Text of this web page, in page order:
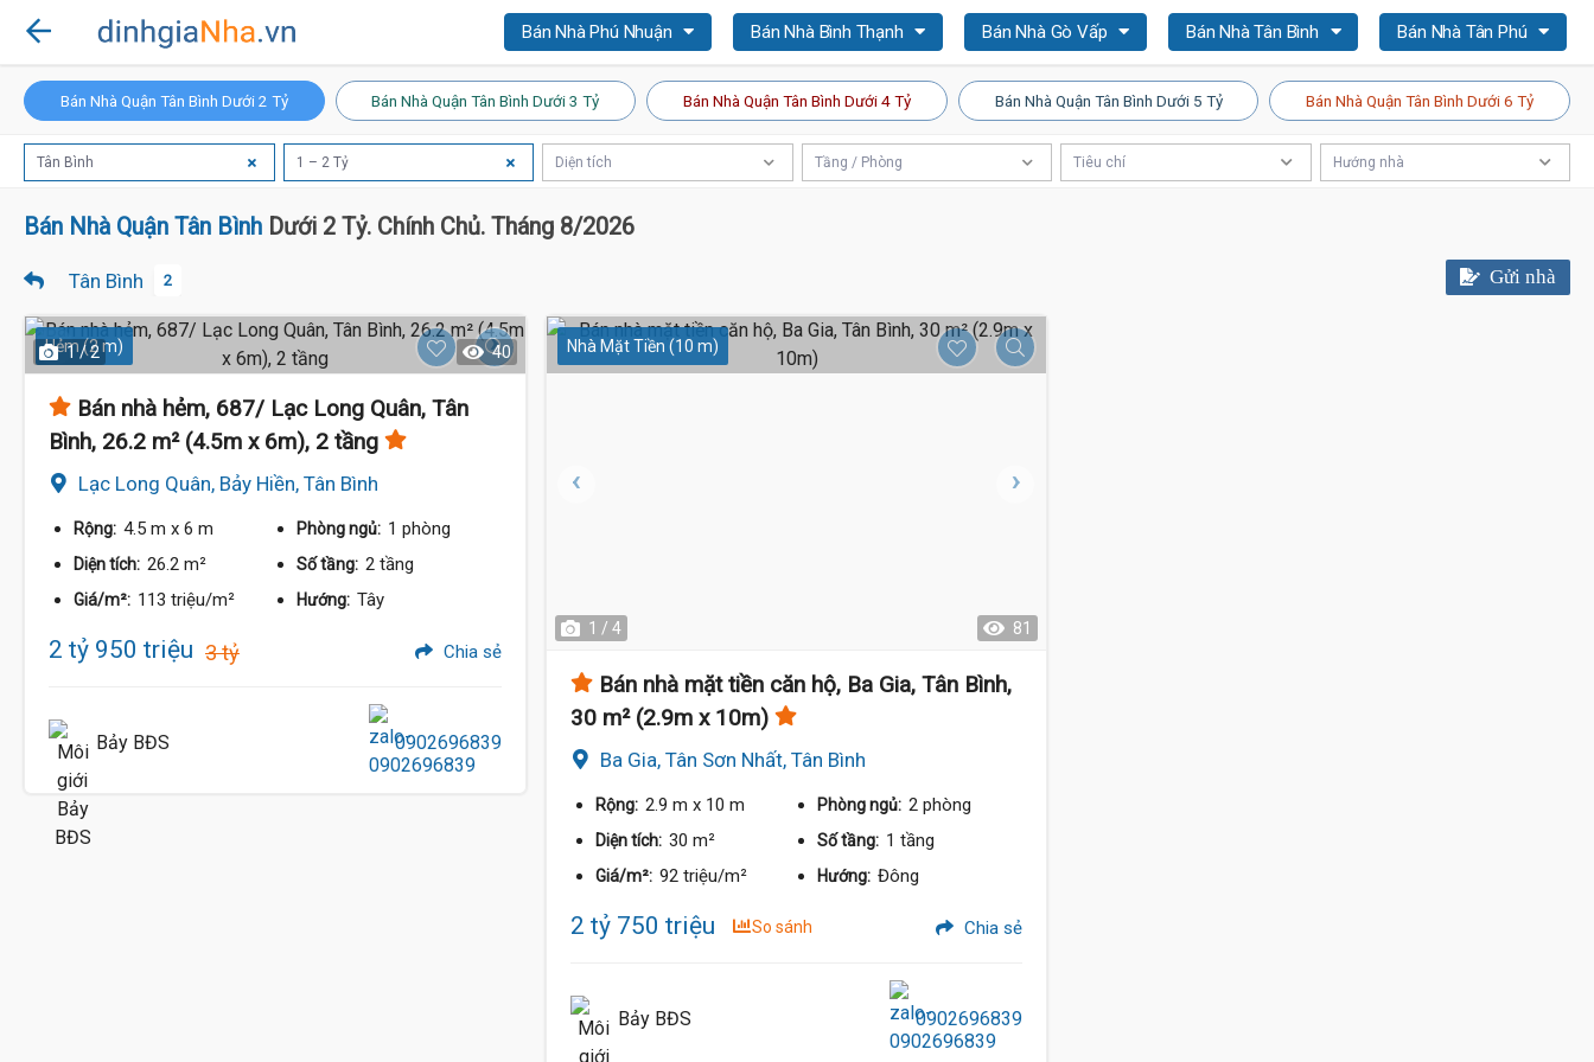
Bán Nhà Phú Nhuận Bán Nhà Bình Thạnh Bán Nhà Gò Vấp Bán Nhà Tân Bình Bán Nhà Tân Phú
Bán Nhà Quận Tân Bình Dưới 2 Tỷ Bán Nhà Quận Tân Bình Dưới 3 Tỷ Bán Nhà Quận Tân Bình Dưới 4 Tỷ Bán Nhà Quận Tân Bình Dưới 5 Tỷ Bán Nhà Quận Tân Bình Dưới 6 Tỷ
Tân Bình 1 – 2 Tỷ Diện tích Tầng / Phòng Tiêu chí Hướng nhà
Bán Nhà Quận Tân Bình Dưới 2 Tỷ. Chính Chủ. Tháng 8/2026
Gửi nhà
Tân Bình 2
Hẻm (2 m)
1 / 2 40
Bán nhà hẻm, 687/ Lạc Long Quân, Tân
Bình, 26.2 m² (4.5m x 6m), 2 tầng
Lạc Long Quân, Bảy Hiền, Tân Bình
Rộng: 4.5 m x 6 m Phòng ngủ: 1 phòng
Diện tích: 26.2 m² Số tầng: 2 tầng
Giá/m²: 113 triệu/m² Hướng: Tây
2 tỷ 950 triệu 3 tỷ Chia sẻ
Bảy BĐS 0902696839
Nhà Mặt Tiền (10 m)
1 / 4 81
Bán nhà mặt tiền căn hộ, Ba Gia, Tân Bình,
30 m² (2.9m x 10m)
Ba Gia, Tân Sơn Nhất, Tân Bình
Rộng: 2.9 m x 10 m Phòng ngủ: 2 phòng
Diện tích: 30 m² Số tầng: 1 tầng
Giá/m²: 92 triệu/m² Hướng: Đông
2 tỷ 750 triệu So sánh Chia sẻ
Bảy BĐS 0902696839